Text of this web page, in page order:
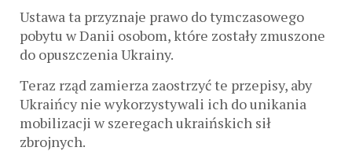
Ustawa ta przyznaje prawo do tymczasowego
pobytu w Danii osobom, które zostały zmuszone
do opuszczenia Ukrainy.
Teraz rząd zamierza zaostrzyć te przepisy, aby
Ukraińcy nie wykorzystywali ich do unikania
mobilizacji w szeregach ukraińskich sił
zbrojnych.